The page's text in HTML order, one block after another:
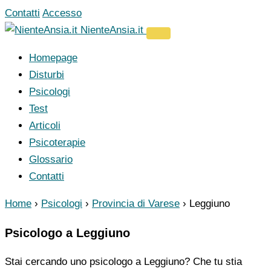
Vai
al
Contatti Accesso
NienteAnsia.it
Homepage
Disturbi
Psicologi
Test
Articoli
Psicoterapie
Glossario
Contatti
Home › Psicologi › Provincia di Varese › Leggiuno
Psicologo a Leggiuno
Stai cercando uno psicologo a Leggiuno? Che tu stia